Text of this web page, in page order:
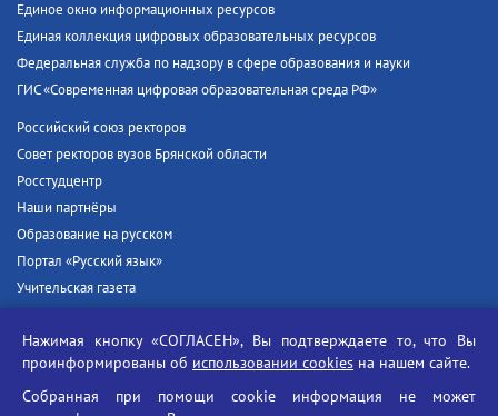
Единое окно информационных ресурсов
Единая коллекция цифровых образовательных ресурсов
Федеральная служба по надзору в сфере образования и науки
ГИС «Современная цифровая образовательная среда РФ»
Российский союз ректоров
Совет ректоров вузов Брянской области
Росстудцентр
Наши партнёры
Образование на русском
Портал «Русский язык»
Учительская газета
Единый портал государственных услуг
Противодействие угрозам информационной безопасности
Нажимая кнопку «СОГЛАСЕН», Вы подтверждаете то, что Вы
проинформированы об использовании cookies на нашем сайте.
Собранная при помощи cookie информация не может